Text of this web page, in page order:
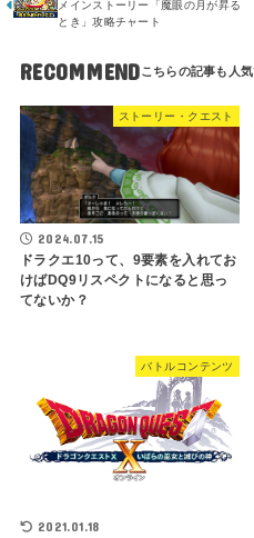
メインストーリー「魔眼の月が昇る
とき」攻略チャート
RECOMMEND
ストーリー・クエスト
2024.07.15
ドラクエ10って、9要素を入れてお
けばDQ9リスペクトになると思っ
てないか？
バトルコンテンツ
2021.01.18